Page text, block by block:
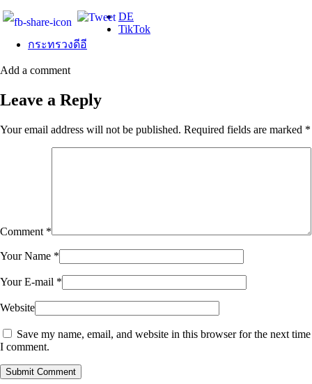
DE
TikTok
กระทรวงดีอี
Add a comment
Leave a Reply
Your email address will not be published. Required fields are marked *
Comment *
Your Name *
Your E-mail *
Website
Save my name, email, and website in this browser for the next time
I comment.
Submit Comment